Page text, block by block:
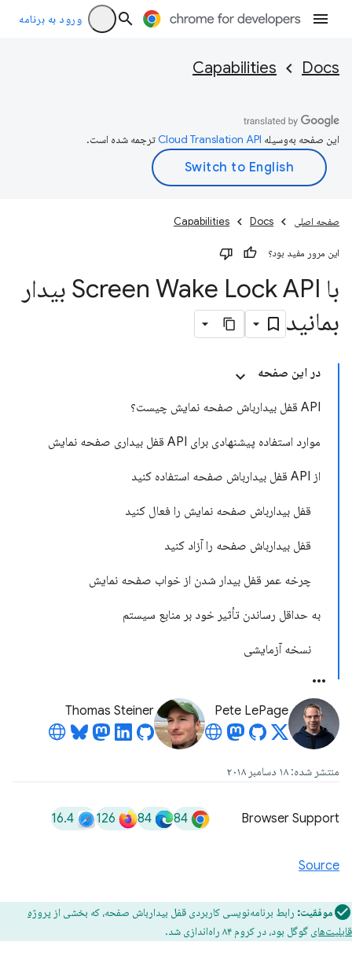
ورود به برنامه
Docs
Capabilities
این صفحه به‌وسیله ترجمه شده است.
صفحه اصلی Docs
Capabilities
این مرور مفید بود؟
با Screen Wake Lock API بیدار
بمانید
در این صفحه
API قفل بیدارباش صفحه نمایش چیست؟
موارد استفاده پیشنهادی برای API قفل بیداری صفحه نمایش
از API قفل بیدارباش صفحه استفاده کنید
قفل بیدارباش صفحه نمایش را فعال کنید
قفل بیدارباش صفحه را آزاد کنید
چرخه عمر قفل بیدار شدن از خواب صفحه نمایش
به حداقل رساندن تأثیر خود بر منابع سیستم
نسخه آزمایشی
Pete LePage
Thomas Steiner
منتشر شده: ۱۸ دسامبر ۲۰۱۸
Browser Support
84
84
126
16.4
Source
موفقیت: رابط برنامه‌نویسی کاربردی قفل بیدارباش صفحه، که بخشی از پروژه
قابلیت‌های گوگل بود، در کروم ۸۴ راه‌اندازی شد.